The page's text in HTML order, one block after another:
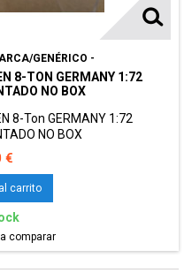
GENÉRICO -
8-TON GERMANY 1:72
NO BOX
8-Ton GERMANY 1:72
NO BOX
€
carrito
comparar